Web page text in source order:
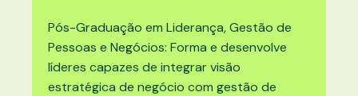
Pós-Graduação em Liderança, Gestão de
Pessoas e Negócios: Forma e desenvolve
líderes capazes de integrar visão
estratégica de negócio com gestão de